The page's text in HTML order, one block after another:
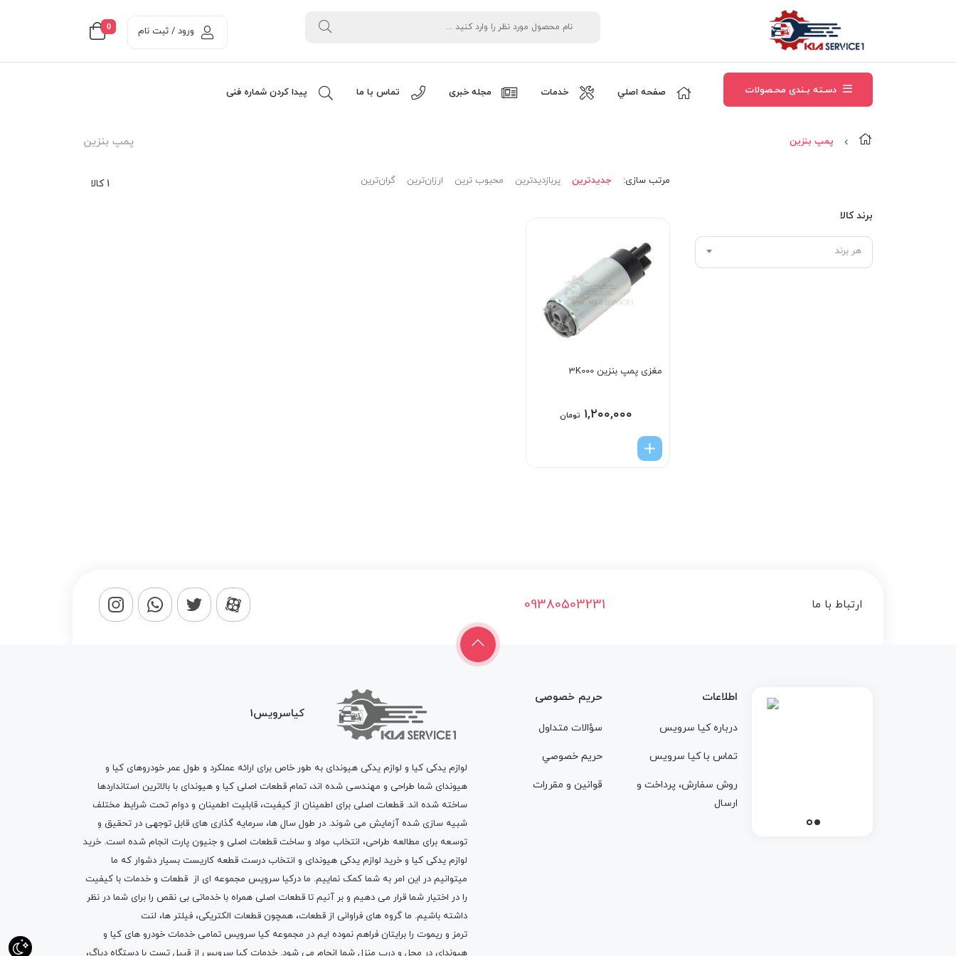
0 ورود / ثبت نام
دسـته بـندی محـصولات صفحه اصلي خدمات مجله خبری تماس با ما پیدا کردن شماره فنی
پمپ بنزین پمپ بنزین
برند کالا
هر برند
1 کالا مرتب‌ سازی: جدیدترین پربازدیدترین محبوب ترین ارزان‌ترین گران‌ترین
مغزی پمپ بنزین 3K000
۱,۲۰۰,۰۰۰ تومان
ارتباط با ما 09380503231
اطلاعات
درباره کيا سرويس
تماس با کيا سرويس
روش سفارش، پرداخت و
ارسال
حریم خصوصی
سؤالات متداول
حريم خصوصي
قوانين و مقررات
کیاسرویس1
لوازم یدکی کیا و لوازم یدکی هیوندای به طور خاص برای ارائه عملکرد و طول عمر خودروهای کیا و
هیوندای شما طراحی و مهندسی شده اند، تمام قطعات اصلی کیا و هیوندای با بالاترین استانداردها
ساخته شده اند. قطعات اصلی برای اطمینان از کیفیت، قابلیت اطمینان و دوام تحت شرایط مختلف
شبیه سازی شده آزمایش می شوند. در طول سال ها، سرمایه گذاری های قابل توجهی در تحقیق و
توسعه برای مطالعه طراحی، انتخاب مواد و ساخت قطعات اصلی و جنیون پارت انجام شده است. خرید
لوازم یدکی کیا و خرید لوازم یدکی هیوندای و انتخاب درست قطعه کاریست بسیار دشوار که ما
میتوانیم در این امر به شما کمک نماییم. ما درکیا سرویس مجموعه ای از قطعات و خدمات با کیفیت
را در اختیار شما قرار می دهیم و بر آنیم تا قطعات اصلی همراه با خدماتی بی نقص را برای شما در نظر
داشته باشیم. ما گروه های فراوانی از قطعات، همچون قطعات الکتریکی، فیلتر ها، لنت
ترمز و ریموت را برایتان فراهم نموده ایم در مجموعه کیا سرویس تمامی خدمات خودرو های کیا و
هیوندای در محل و درب منزل شما انجام می شود. خدمات کیا سرویس از قبیل تست با دستگاه دیاگ،